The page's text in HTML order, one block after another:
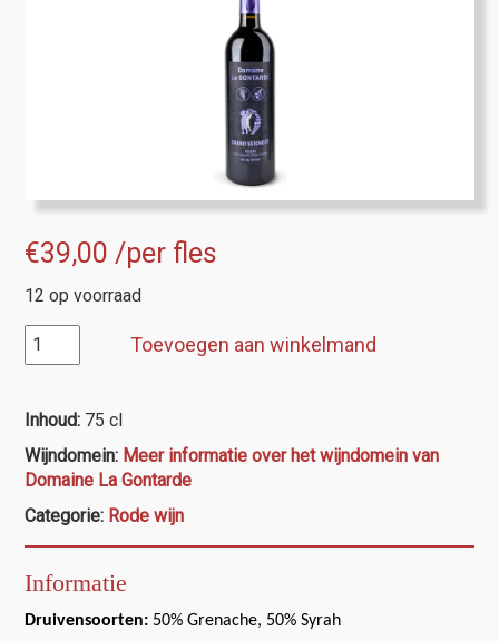
€39,00 /per fles
12 op voorraad
Domaine
La
Grand
Seigneur
aantal
Toevoegen aan winkelmand
Inhoud: 75 cl
Wijndomein: Meer informatie over het wijndomein van
Domaine La Gontarde
Categorie: Rode wijn
Informatie
Druivensoorten: 50% Grenache, 50% Syrah